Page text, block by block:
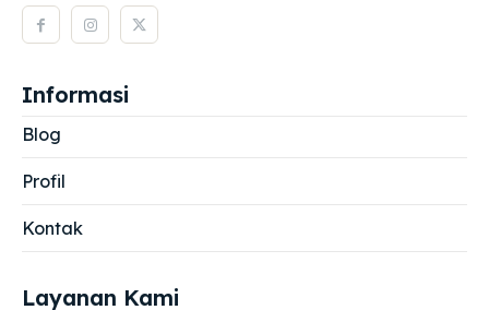
Informasi
Blog
Profil
Kontak
Layanan Kami